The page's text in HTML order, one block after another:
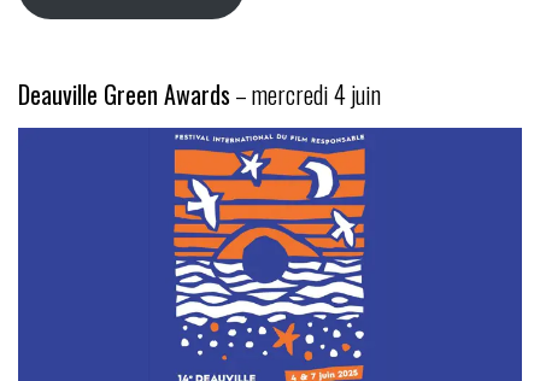
Deauville Green Awards – mercredi 4 juin